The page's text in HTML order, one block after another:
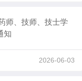
师、技师、技士学
知
2026-06-03